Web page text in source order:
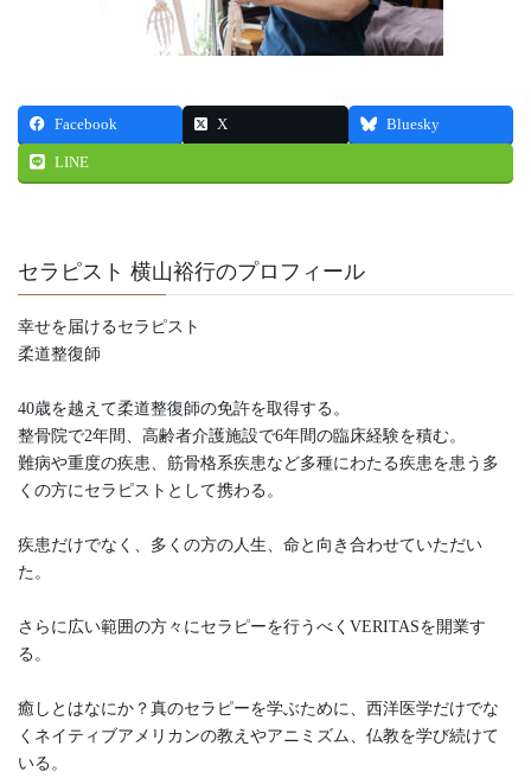
Facebook X Bluesky
LINE
セラピスト 横山裕行のプロフィール
幸せを届けるセラピスト
柔道整復師
40歳を越えて柔道整復師の免許を取得する。
整骨院で2年間、高齢者介護施設で6年間の臨床経験を積む。
難病や重度の疾患、筋骨格系疾患など多種にわたる疾患を患う多
くの方にセラピストとして携わる。
疾患だけでなく、多くの方の人生、命と向き合わせていただい
た。
さらに広い範囲の方々にセラピーを行うべくVERITASを開業す
る。
癒しとはなにか？真のセラピーを学ぶために、西洋医学だけでな
くネイティブアメリカンの教えやアニミズム、仏教を学び続けて
いる。